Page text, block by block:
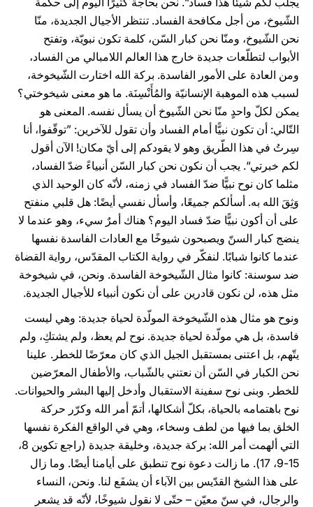
الشّيوخ، من أجل مكافحة الفساد. تنتظر الأجيال الجديدة، منّا
نحن الشّيوخ، ومنّا نحن كبار السّن، كلمة تكون نبويّة، وتفتح
الأبواب لتطلّعات جديدة خارج هذا العالم اللامبالي من الفساد،
ومن العادة على الأمور الفاسدة. بركة الله اختارت الشّيخوخة،
لسبب هذه الموهبة الإنسانيّة والمُأَنْسِنَة. ما هو معنى شيخوختي؟
يمكن لكلّ واحدٍ منّا نحن الشّيوخ أن يسأل نفسه. المعنى هو
التّالي: أن تكون نبيًّا أمام الفساد وأن تقول للآخرين: ”توقّفوا، أنا
سِرتُ في هذا الطّريق وهو لا يقودكم إلى أيّ مكان! الآن أقول
لكم خبرتي“. يجب أن نكون نحن كبار السّن أنبياءً ضدّ الفساد،
مثلما كان نوح نبيًّا ضدّ الفساد في زمنه، لأنّه كان الوحيد الذي
وَثِقَ الله به. أسألكم جميعًا، وأسأل نفسي أيضًا: هل قلبي منفتح
على أن أكون نبيًّا ضدّ فساد اليوم؟ هناك أمرٌ سيء، وهو عندما لا
ينضج كبار السنّ ويصبحون شيوخًا مع العادات الفاسدة نفسها
عندما كانوا شبابًا. لنفكّر في رواية الكتاب المقدّس، رواية القضاة
ضد سوسنة: كانوا مثال الشّيخوخة الفاسدة. ونحن، في شيخوخة
مثل هذه، لن نكون قادرين على أن نكون أنبياء للأجيال الجديدة.
ونوح هو مثال هذه الشّيخوخة المولّدة لحياة جديدة: وهي ليست
فاسدة، بل هي مولّدة لحياة جديدة. نوح لم يعظ، ولم يشتكِ، ولم
يتّهم، بل اعتنى بمستقبل الجيل الذي كان معرّضًا للخطر. علينا
نحن الكبار في السّن أن نعتني بالشّباب، والأطفال المعرّضين
للخطر. وبنى نوح سفينة الاستقبال وأدخل إليها البشر والحيوانات.
نوح باهتمامه بالحياة، بكلّ أشكالها، أتمّ أمر الله وكرّر حركة
الخلق بما فيها من لطف وسخاء، وهي في الواقع الفكرة نفسها
التي ألهمت أمر الله: بركة جديدة، وخليقة جديدة (راجع تكوين 8،
15-9، 17). ما زالت دعوة نوح تنطبق على أيامنا أيضًا. وما زال
على هذا الشيخ القدّيس بين الآباء أن يشفَع لنا. ونحن، النساء
والرجال، في سنّ معيّن – حتّى لا نقول شيوخًا، لأنّه قد يشعر